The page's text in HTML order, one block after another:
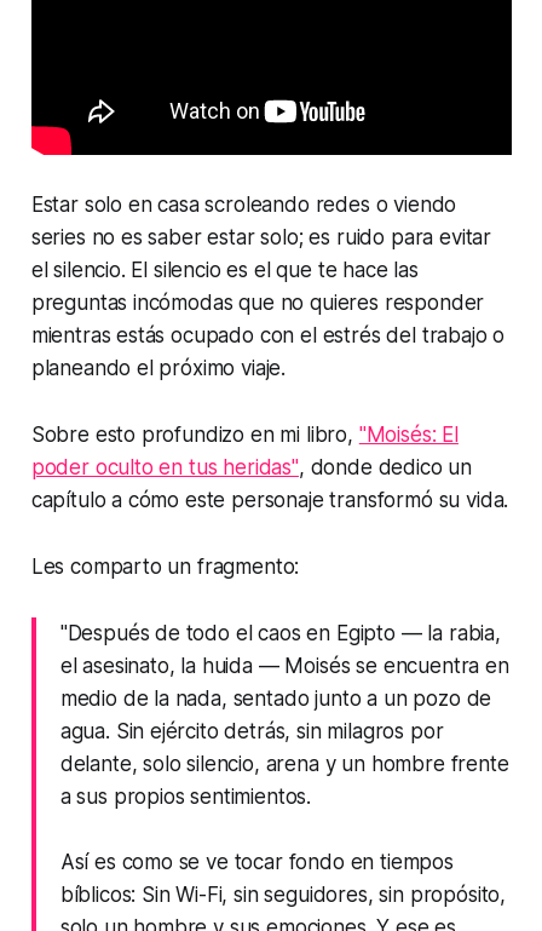
Estar solo en casascroleando redes o viendo
series no es saber estar solo; es ruido para evitar
el silencio. El silencio es el que te hace las
preguntas incómodas que no quieres responder
mientras estás ocupado con el estrés del trabajo o
planeando el próximo viaje.
Sobre esto profundizo en mi libro, "Moisés: El
poder oculto en tus heridas", donde dedico un
capítulo a cómo este personaje transformó su vida.
Les comparto un fragmento:
"Después de todo el caos en Egipto — la rabia,
el asesinato, la huida — Moisés se encuentra en
medio de la nada, sentado junto a un pozo de
agua. Sin ejército detrás, sin milagros por
delante, solo silencio, arena y un hombre frente
a sus propios sentimientos.
Así es como se ve tocar fondo en tiempos
bíblicos: Sin Wi-Fi, sin seguidores, sin propósito,